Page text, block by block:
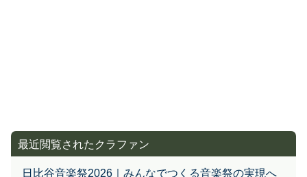
最近閲覧されたクラファン
日比谷音楽祭2026｜みんなでつくる音楽祭の実現へ